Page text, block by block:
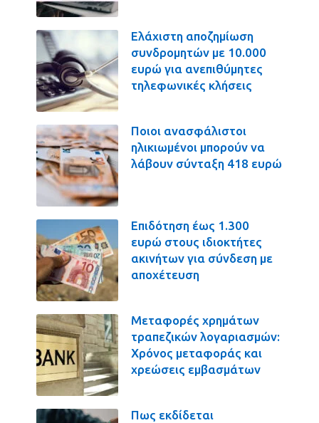
Ελάχιστη αποζημίωση
συνδρομητών με 10.000
ευρώ για ανεπιθύμητες
τηλεφωνικές κλήσεις
Ποιοι ανασφάλιστοι
ηλικιωμένοι μπορούν να
λάβουν σύνταξη 418 ευρώ
Επιδότηση έως 1.300
ευρώ στους ιδιοκτήτες
ακινήτων για σύνδεση με
αποχέτευση
Μεταφορές χρημάτων
τραπεζικών λογαριασμών:
Χρόνος μεταφοράς και
χρεώσεις εμβασμάτων
Πως εκδίδεται